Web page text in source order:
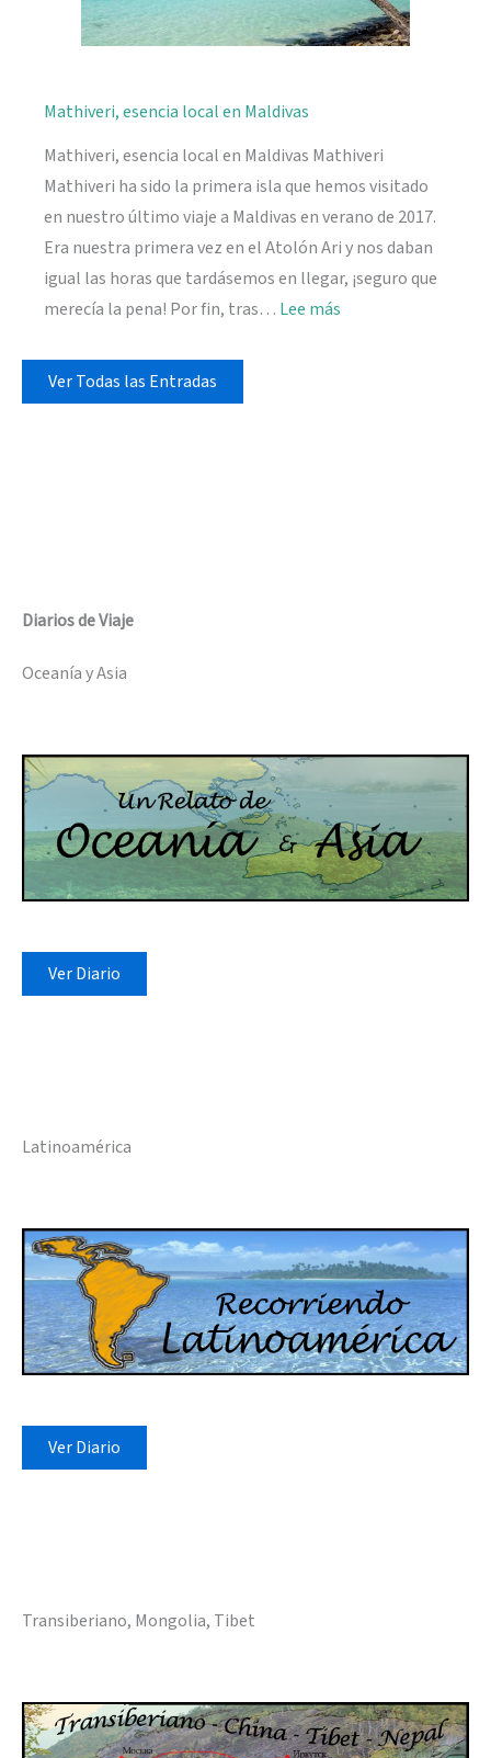
Mathiveri, esencia local en Maldivas
Mathiveri, esencia local en Maldivas Mathiveri
Mathiveri ha sido la primera isla que hemos visitado
en nuestro último viaje a Maldivas en verano de 2017.
Era nuestra primera vez en el Atolón Ari y nos daban
igual las horas que tardásemos en llegar, ¡seguro que
merecía la pena! Por fin, tras… Lee más
Ver Todas las Entradas
Diarios de Viaje
Oceanía y Asia
Ver Diario
Latinoamérica
Ver Diario
Transiberiano, Mongolia, Tibet